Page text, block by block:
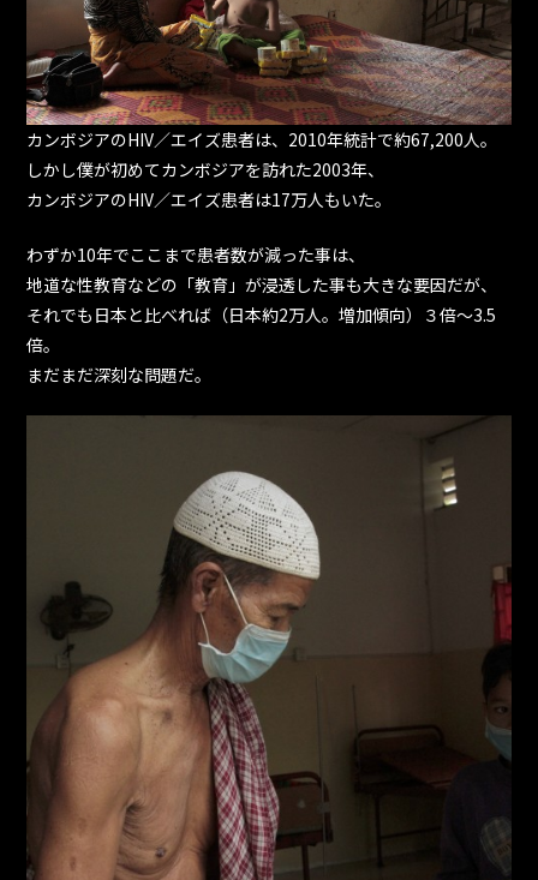
カンボジアのHIV／エイズ患者は、2010年統計で約67,200人。
しかし僕が初めてカンボジアを訪れた2003年、
カンボジアのHIV／エイズ患者は17万人もいた。
わずか10年でここまで患者数が減った事は、
地道な性教育などの「教育」が浸透した事も大きな要因だが、
それでも日本と比べれば（日本約2万人。増加傾向）３倍～3.5
倍。
まだまだ深刻な問題だ。